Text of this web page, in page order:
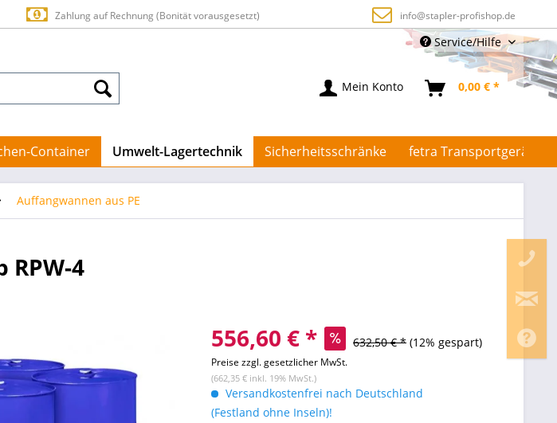
Zahlung auf Rechnung (Bonität vorausgesetzt) info@stapler-profishop.de
Service/Hilfe
Mein Konto 0,00 € *
Container Umwelt-Lagertechnik Sicherheitsschränke fetra Transportgeräte
Auffangwannen aus PE
RPW-4
556,60 € * 632,50 € * (12% gespart)
Preise zzgl. gesetzlicher MwSt.
(662,35 € inkl. 19% MwSt.)
Versandkostenfrei nach Deutschland
(Festland ohne Inseln)!